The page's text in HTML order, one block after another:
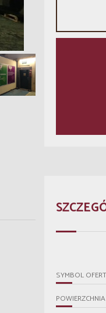
SYMBOL
POWIERZCHNIA